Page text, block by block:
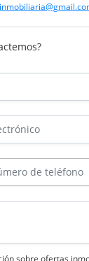
sobre ofertas